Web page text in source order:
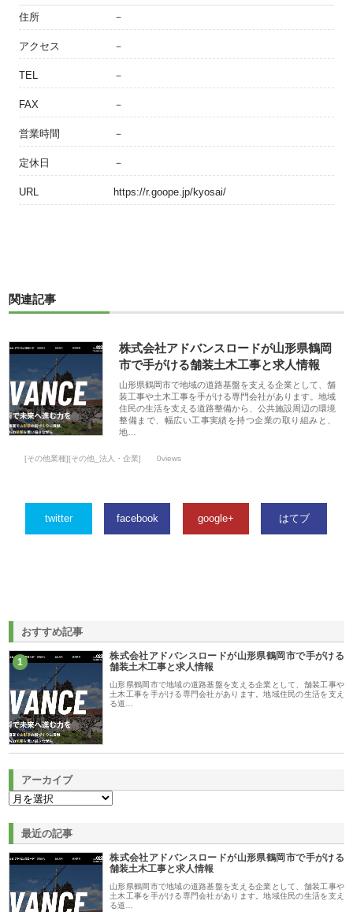
住所 －
アクセス －
TEL －
FAX －
営業時間 －
定休日 －
URL https://r.goope.jp/kyosai/
関連記事
株式会社アドバンスロードが山形県鶴岡
市で手がける舗装土木工事と求人情報
山形県鶴岡市で地域の道路基盤を支える企業として、舗
装工事や土木工事を手がける専門会社があります。地域
住民の生活を支える道路整備から、公共施設周辺の環境
整備まで、幅広い工事実績を持つ企業の取り組みと、
地…
[その他業種][その他_法人・企業] 0views
twitter facebook google+ はてブ
おすすめ記事
1
株式会社アドバンスロードが山形県鶴岡市で手がける
舗装土木工事と求人情報
山形県鶴岡市で地域の道路基盤を支える企業として、舗装工事や
土木工事を手がける専門会社があります。地域住民の生活を支え
る道…
アーカイブ
最近の記事
株式会社アドバンスロードが山形県鶴岡市で手がける
舗装土木工事と求人情報
山形県鶴岡市で地域の道路基盤を支える企業として、舗装工事や
土木工事を手がける専門会社があります。地域住民の生活を支え
る道…